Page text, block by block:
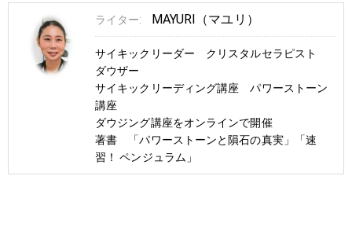
ライター: MAYURI（マユリ）
サイキックリーダー クリスタルセラピスト
ダウザー
サイキックリーディング講座 パワーストーン
講座
ダウジング講座をオンラインで開催
著書 「パワーストーンと隕石の真実」「速
習！ ペンジュラム」